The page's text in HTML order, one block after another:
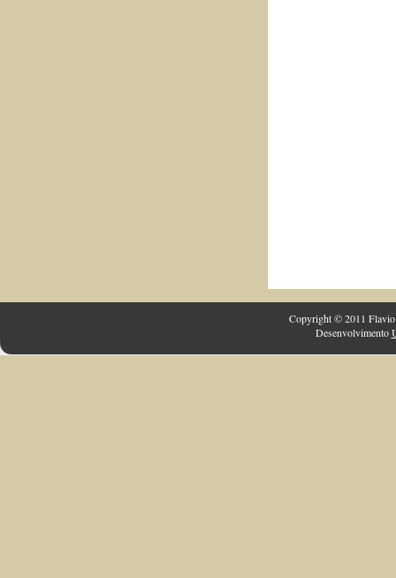
Copyright © 2011 Flavio
Desenvolvimento